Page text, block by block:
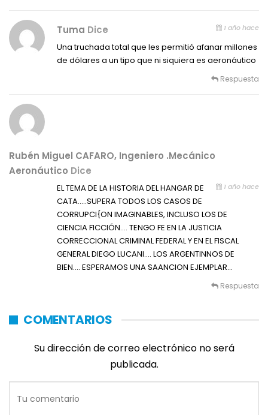
Tuma Dice 1 año hace
Una truchada total que les permitió afanar millones
de dólares a un tipo que ni siquiera es aeronáutico
Respuesta
Rubén Miguel CAFARO, Ingeniero .Mecánico
Aeronáutico Dice
1 año hace
EL TEMA DE LA HISTORIA DEL HANGAR DE
CATA…..SUPERA TODOS LOS CASOS DE
CORRUPCI{ON IMAGINABLES, INCLUSO LOS DE
CIENCIA FICCIÓN…. TENGO FE EN LA JUSTICIA
CORRECCIONAL CRIMINAL FEDERAL Y EN EL FISCAL
GENERAL DIEGO LUCANI…. LOS ARGENTINNOS DE
BIEN…. ESPERAMOS UNA SAANCION EJEMPLAR…
Respuesta
COMENTARIOS
Su dirección de correo electrónico no será
publicada.